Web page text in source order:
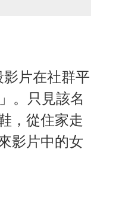
片在社群平
。只見該名
，從住家走
影片中的女